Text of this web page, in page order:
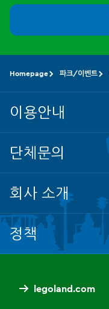
legoland.com
Homepage 파크/이벤트
이용안내
단체문의
회사 소개
정책